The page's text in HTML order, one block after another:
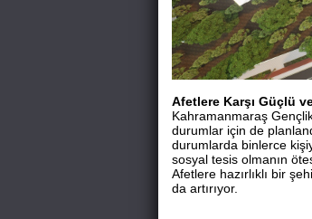
Afetlere Karşı Güçlü
Kahramanmaraş
durumlar için de
durumlarda binlerce
sosyal tesis olmanın
Afetlere hazırlıklı bir
da artırıyor.